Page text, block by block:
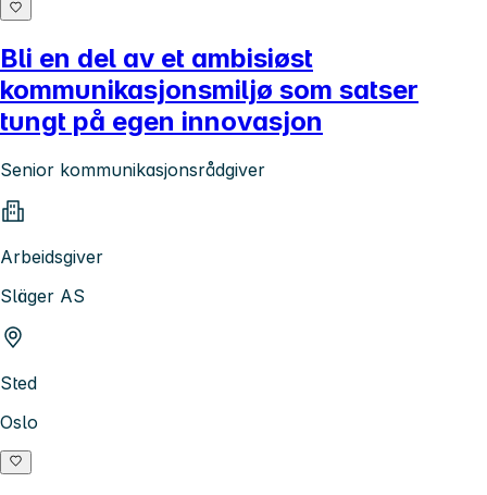
Bli en del av et ambisiøst
kommunikasjonsmiljø som satser
tungt på egen innovasjon
Senior kommunikasjonsrådgiver
Arbeidsgiver
Släger AS
Sted
Oslo